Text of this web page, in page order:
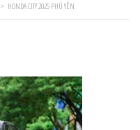
> HONDA CITY 2025 PHÚ YÊN